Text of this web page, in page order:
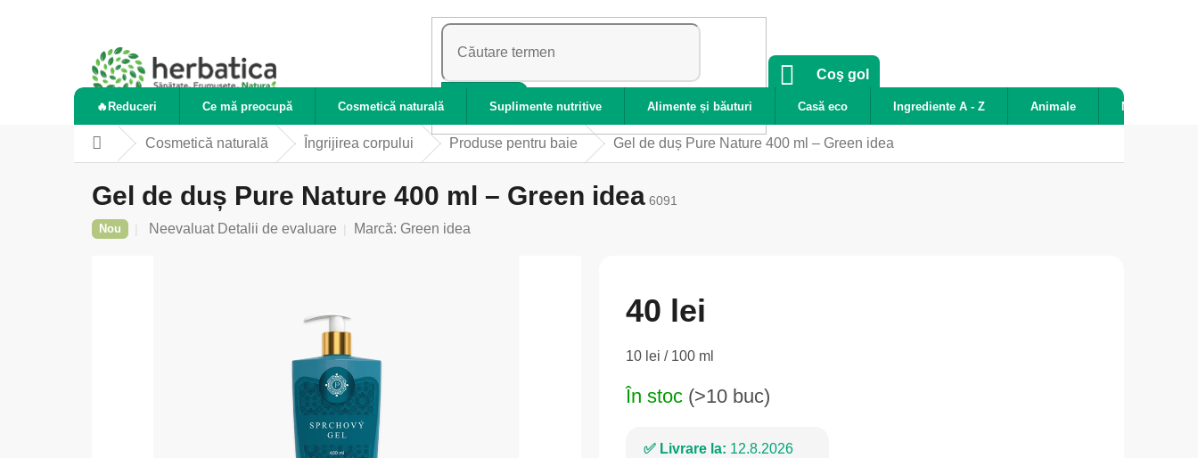
CĂUTARE
COŞ
CUMPĂRĂTURI
Coş gol
🔥Reduceri Ce mă preocupă Cosmetică naturală Suplimente nutritive Alimente și băuturi Casă eco Ingrediente A - Z Animale Noutăți
AcasăCosmetică naturală Îngrijirea corpului Produse pentru baie Gel de duș Pure Nature 400 ml – Green idea
Gel de duș Pure Nature 400 ml – Green idea 6091
Nou
Evaluarea
Neevaluat Detalii de evaluare Marcă: Green idea
40 lei
Evaluare
10 lei / 100 ml
În stoc (>10 buc)
Livrare la: 12.8.2026